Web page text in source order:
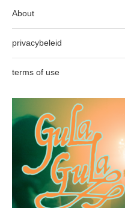
About
privacybeleid
terms of use